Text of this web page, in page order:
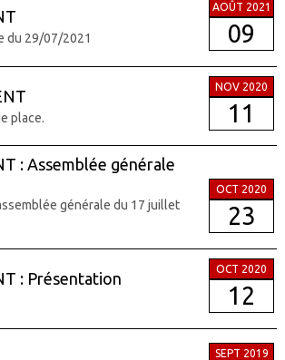
du 29/07/2021
AOÛT 2021
09
place.
NOV 2020
11
: Assemblée générale
générale du 17 juillet
OCT 2020
23
: Présentation
OCT 2020
12
SEPT 2019